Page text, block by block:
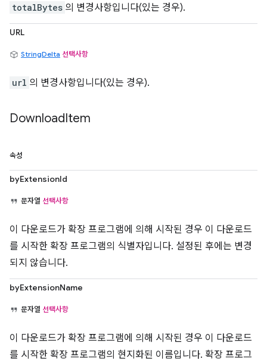
totalBytes 의 변경사항입니다(있는 경우).
URL
StringDelta 선택사항
url 의 변경사항입니다(있는 경우).
DownloadItem
속성
byExtensionId
문자열 선택사항
이 다운로드가 확장 프로그램에 의해 시작된 경우 이 다운로드
를 시작한 확장 프로그램의 식별자입니다. 설정된 후에는 변경
되지 않습니다.
byExtensionName
문자열 선택사항
이 다운로드가 확장 프로그램에 의해 시작된 경우 이 다운로드
를 시작한 확장 프로그램의 현지화된 이름입니다. 확장 프로그